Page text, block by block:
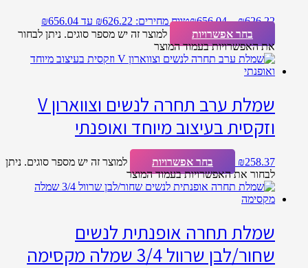
₪626.22
–
₪656.04 טווח מחירים: ⁦₪626.22⁩ עד ⁦₪656.04⁩
בחר אפשרויות
למוצר זה יש מספר סוגים. ניתן לבחור
את האפשרויות בעמוד המוצר
שמלת ערב תחרה לנשים וצווארון V
וזקסית בעיצוב מיוחד ואופנתי
₪258.37 בחר אפשרויות
למוצר זה יש מספר סוגים. ניתן
לבחור את האפשרויות בעמוד המוצר
שמלת תחרה אופנתית לנשים
שחור/לבן שרוול 3/4 שמלה מקסימה